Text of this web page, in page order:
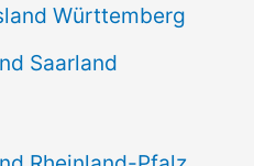
Württemberg
Saarland